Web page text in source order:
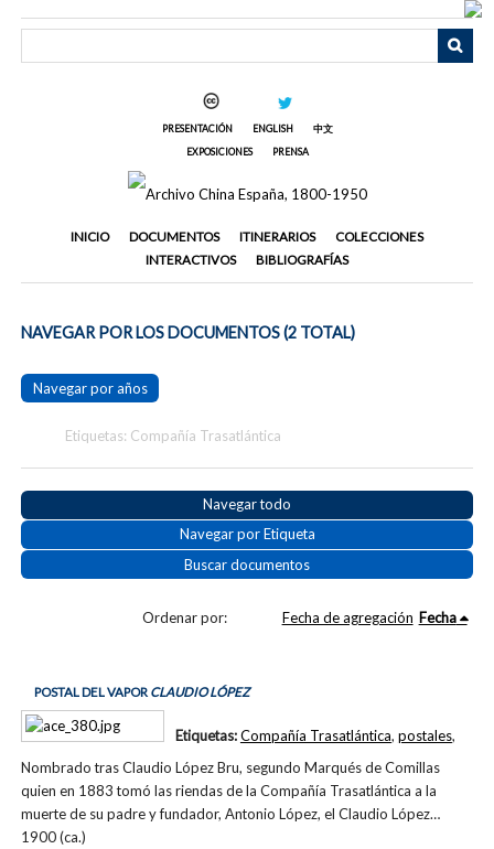
PRESENTACIÓN ENGLISH
中文
EXPOSICIONES
PRENSA
INICIO DOCUMENTOS ITINERARIOS
COLECCIONES
INTERACTIVOS
BIBLIOGRAFÍAS
NAVEGAR POR LOS DOCUMENTOS (2 TOTAL)
Navegar por años
Etiquetas: Compañía Trasatlántica
Navegar todo
Navegar por Etiqueta
Buscar documentos
Ordenar por: Fecha de agregación Fecha
POSTAL DEL VAPOR CLAUDIO LÓPEZ
Nombrado tras Claudio López Bru, segundo Marqués de Comillas
quien en 1883 tomó las riendas de la Compañía Trasatlántica a la
muerte de su padre y fundador, Antonio López, el Claudio López…
1900 (ca.)
Etiquetas:Compañía Trasatlántica, postales,